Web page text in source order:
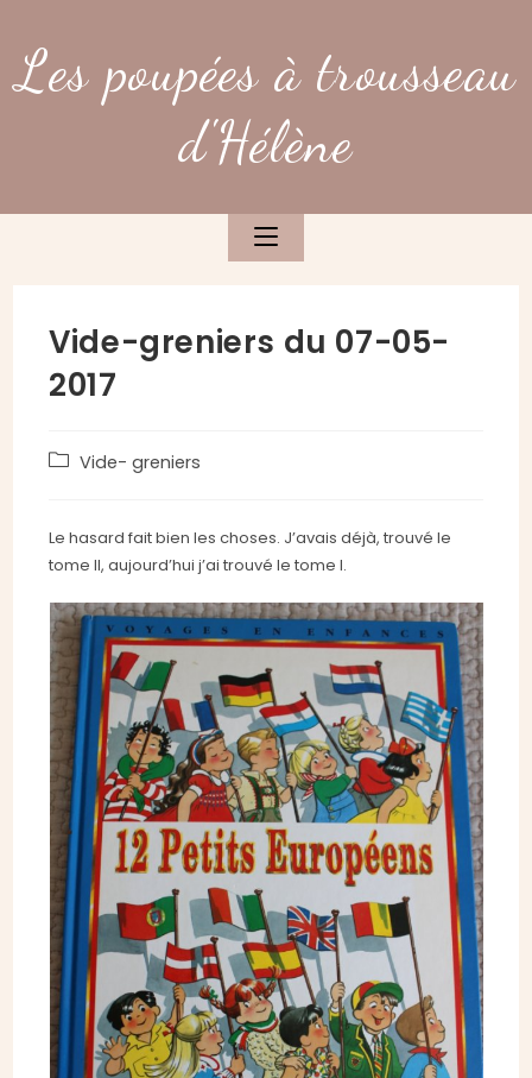
content
Les poupées à trousseau
d'Hélène
Vide-greniers du 07-05-
2017
PostVide- greniers
Le hasard fait bien les choses. J’avais déjà, trouvé le
tome II, aujourd’hui j’ai trouvé le tome I.